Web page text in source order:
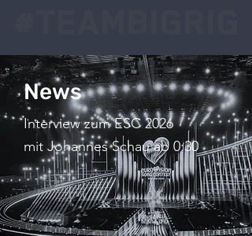
News
Interview zum ESC 2026
mit Johannes Schau ab 0:30